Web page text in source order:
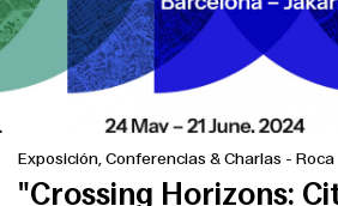
Exposición, Conferencias & Charlas - Roca
"Crossing Horizons: